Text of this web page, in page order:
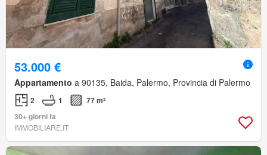
53.000 €
Appartamento a 90135, Baida, Palermo, Provincia di Palermo
2 1
77 m²
30+ giorni fa
IMMOBILIARE.IT